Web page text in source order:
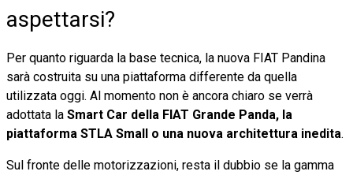
aspettarsi?
Per quanto riguarda la base tecnica, la nuova FIAT Pandina
sarà costruita su una piattaforma differente da quella
utilizzata oggi. Al momento non è ancora chiaro se verrà
adottata la Smart Car della FIAT Grande Panda, la
piattaforma STLA Small o una nuova architettura inedita.
Sul fronte delle motorizzazioni, resta il dubbio se la gamma